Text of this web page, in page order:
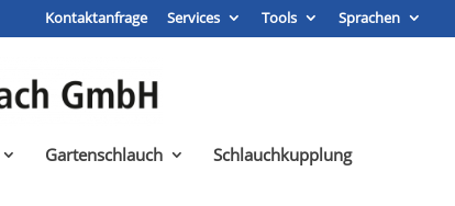
Kontaktanfrage Services Tools Sprachen
Gartenschlauch
Schlauchkupplung